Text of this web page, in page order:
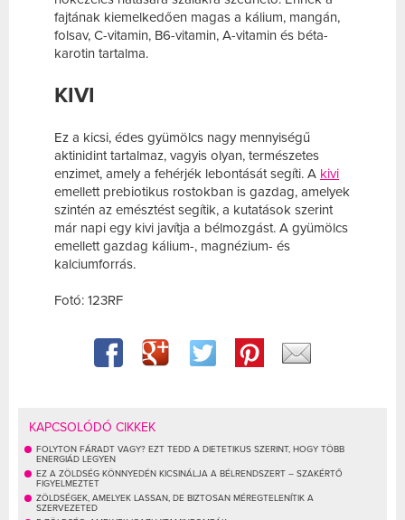
fajtának kiemelkedően magas a kálium, mangán,
folsav, C-vitamin, B6-vitamin, A-vitamin és béta-
karotin tartalma.
KIVI
Ez a kicsi, édes gyümölcs nagy mennyiségű
aktinidint tartalmaz, vagyis olyan, természetes
enzimet, amely a fehérjék lebontását segíti. A kivi
emellett prebiotikus rostokban is gazdag, amelyek
szintén az emésztést segítik, a kutatások szerint
már napi egy kivi javítja a bélmozgást. A gyümölcs
emellett gazdag kálium-, magnézium- és
kalciumforrás.
Fotó: 123RF
KAPCSOLÓDÓ CIKKEK
FOLYTON FÁRADT VAGY? EZT TEDD A DIETETIKUS SZERINT, HOGY TÖBB
ENERGIÁD LEGYEN
EZ A ZÖLDSÉG KÖNNYEDÉN KICSINÁLJA A BÉLRENDSZERT – SZAKÉRTŐ
FIGYELMEZTET
ZÖLDSÉGEK, AMELYEK LASSAN, DE BIZTOSAN MÉREGTELENÍTIK A
SZERVEZETED